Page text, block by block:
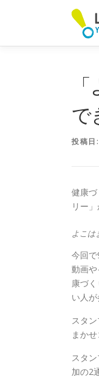
ン
で
投稿日:
健康
リー
よこは
今回
動画
康づ
い人が
スタ
まか
スタ
加の2